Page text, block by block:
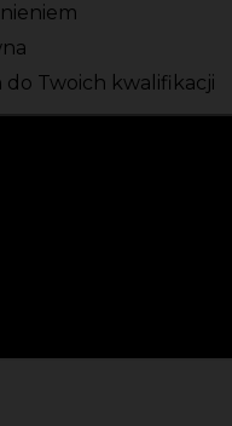
Twoich kwalifikacji